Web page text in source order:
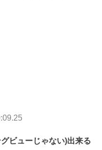
ビューじゃない)出来る